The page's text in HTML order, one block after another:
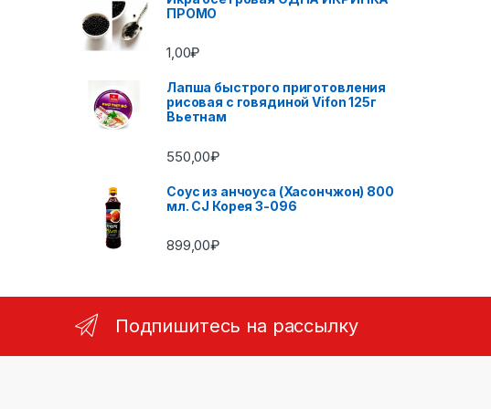
ПРОМО
1,00₽
Лапша быстрого приготовления
рисовая с говядиной Vifon 125г
Вьетнам
550,00₽
Соус из анчоуса (Хасончжон) 800
мл. CJ Корея 3-096
899,00₽
Подпишитесь на рассылку